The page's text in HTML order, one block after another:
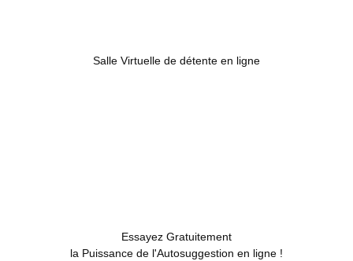
Salle Virtuelle de détente en ligne
Essayez Gratuitement
la Puissance de l'Autosuggestion en ligne !